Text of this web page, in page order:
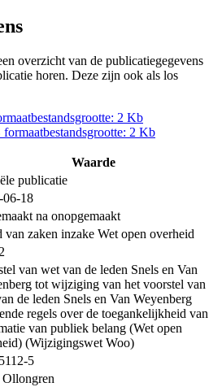
overzicht van de publicatiegegevens
horen. Deze zijn ook als los
bestandsgrootte: 2 Kb
formaatbestandsgrootte: 2 Kb
Waarde
publicatie
06-18
na onopgemaakt
van zaken inzake Wet open overheid
van wet van de leden Snels en Van
tot wijziging van het voorstel van
de leden Snels en Van Weyenberg
regels over de toegankelijkheid van
van publiek belang (Wet open
(Wijzigingswet Woo)
5